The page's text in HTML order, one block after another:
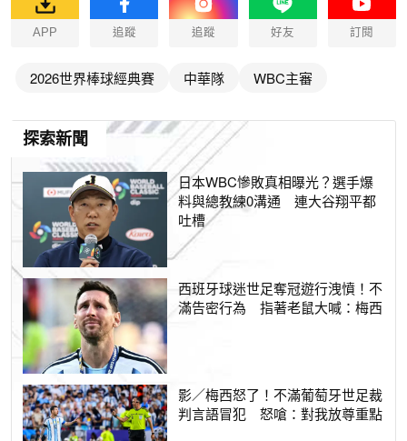
APP 追蹤 追蹤 好友 訂閱
2026世界棒球經典賽 中華隊 WBC主審
探索新聞
日本WBC慘敗真相曝光？選手爆
料與總教練0溝通 連大谷翔平都
吐槽
西班牙球迷世足奪冠遊行洩憤！不
滿告密行為 指著老鼠大喊：梅西
影／梅西怒了！不滿葡萄牙世足裁
判言語冒犯 怒嗆：對我放尊重點